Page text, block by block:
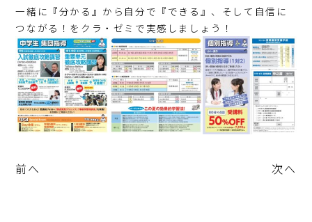
一緒に『分かる』から自分で『できる』、そして自信に
つながる！をクラ・ゼミで実感しましょう！
前へ 次へ